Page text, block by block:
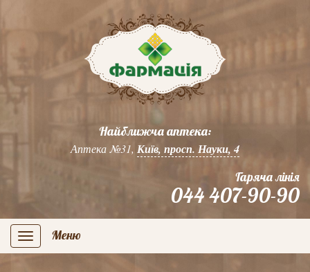
Найближча аптека:
Аптека №31, Київ, просп. Науки, 4
Гаряча лінія
044 407-90-90
navigation
Меню